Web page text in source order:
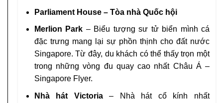
Parliament House – Tòa nhà Quốc hội
Merlion Park – Biểu tượng sư tử biển mình cá
đặc trưng mang lại sự phồn thịnh cho đất nước
Singapore. Từ đây, du khách có thể thấy trọn một
trong những vòng đu quay cao nhất Châu Á –
Singapore Flyer.
Nhà hát Victoria– Nhà hát cổ kính nhất